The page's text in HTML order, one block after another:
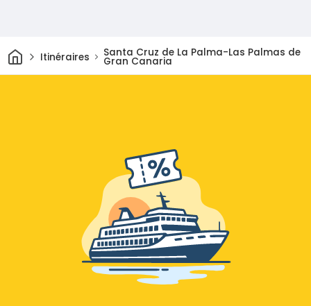
Maison
Itinéraires Santa Cruz de La Palma-Las Palmas de
Gran Canaria